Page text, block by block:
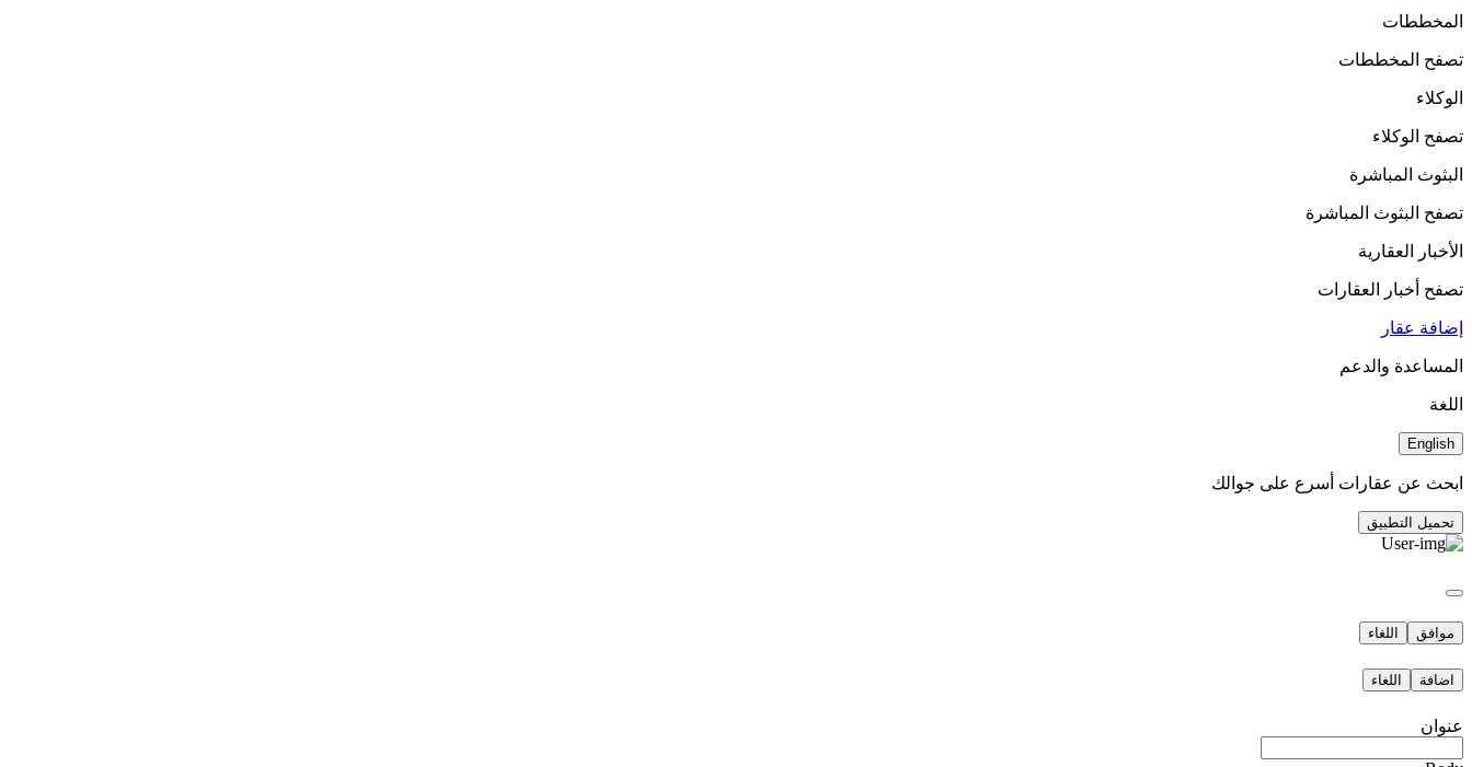
المخططات
تصفح المخططات
الوكلاء
تصفح الوكلاء
البثوث المباشرة
تصفح البثوث المباشرة
الأخبار العقارية
تصفح أخبار العقارات
إضافة عقار
المساعدة والدعم
اللغة
English
ابحث عن عقارات أسرع على جوالك
تحميل التطبيق
موافق اللغاء
اضافة اللغاء
عنوان